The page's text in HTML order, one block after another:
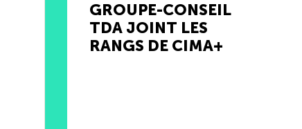
GROUPE-CONSEIL
TDA JOINT LES
RANGS DE CIMA+